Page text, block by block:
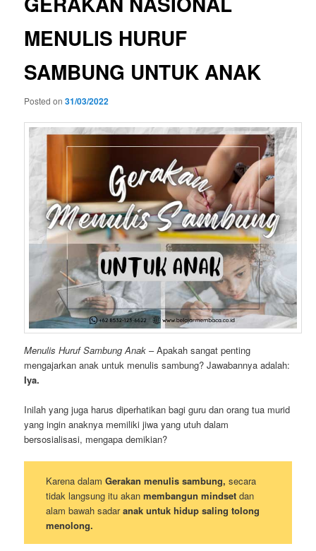
MENULIS HURUF
SAMBUNG UNTUK ANAK
Posted on31/03/2022
Menulis Huruf Sambung Anak– Apakah sangat penting
mengajarkan anak untuk menulis sambung? Jawabannya adalah:
Iya.
Inilah yang juga harus diperhatikan bagi guru dan orang tua murid
yang ingin anaknya memiliki jiwa yang utuh dalam
bersosialisasi, mengapa demikian?
Karena dalam Gerakan menulis sambung, secara
tidak langsung itu akan membangun mindsetdan
alam bawah sadaranak untuk hidup saling tolong
menolong.